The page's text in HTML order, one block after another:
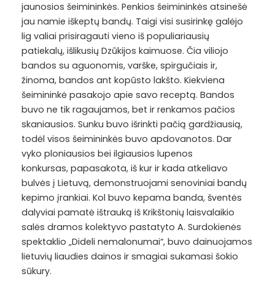
jaunosios šeimininkės. Penkios šeimininkės atsinešė
jau namie iškeptų bandų. Taigi visi susirinkę galėjo
lig valiai prisiragauti vieno iš populiariausių
patiekalų, išlikusių Dzūkijos kaimuose. Čia viliojo
bandos su aguonomis, varške, spirgučiais ir,
žinoma, bandos ant kopūsto lakšto. Kiekviena
šeimininkė pasakojo apie savo receptą. Bandos
buvo ne tik ragaujamos, bet ir renkamos pačios
skaniausios. Sunku buvo išrinkti pačią gardžiausią,
todėl visos šeimininkės buvo apdovanotos. Dar
vyko ploniausios bei ilgiausios lupenos
konkursas, papasakota, iš kur ir kada atkeliavo
bulvės į Lietuvą, demonstruojami senoviniai bandų
kepimo įrankiai. Kol buvo kepama banda, šventės
dalyviai pamatė ištrauką iš Krikštonių laisvalaikio
salės dramos kolektyvo pastatyto A. Surdokienės
spektaklio „Dideli nemalonumai“, buvo dainuojamos
lietuvių liaudies dainos ir smagiai sukamasi šokio
sūkury.